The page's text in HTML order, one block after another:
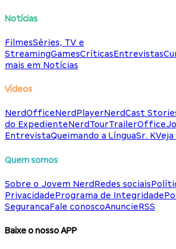
Notícias
FilmesSéries, TV e
StreamingGamesCríticasEntrevistas
mais em Notícias
Vídeos
NerdOfficeNerdPlayerNerdCast
do ExpedienteNerdTourTrailerOffice
EntrevistaQueimando a LínguaSr. KVeja
Quem somos
Sobre o Jovem NerdRedes sociais
PrivacidadePrograma de Integridade
SegurançaFale conoscoAnuncieRSS
Baixe o nosso APP